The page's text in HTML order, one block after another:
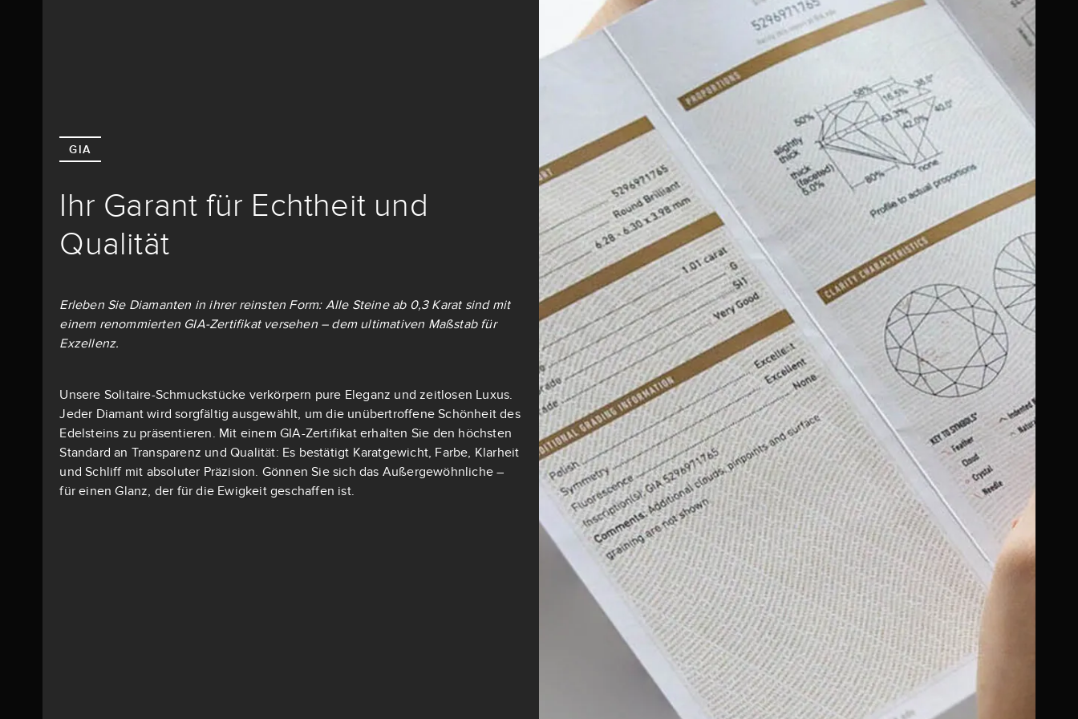
GIA
Ihr Garant für Echtheit und
Qualität
Erleben Sie Diamanten in ihrer reinsten Form: Alle Steine ab 0,3 Karat sind mit
einem renommierten GIA-Zertifikat versehen – dem ultimativen Maßstab für
Exzellenz.
Unsere Solitaire-Schmuckstücke verkörpern pure Eleganz und zeitlosen Luxus.
Jeder Diamant wird sorgfältig ausgewählt, um die unübertroffene Schönheit des
Edelsteins zu präsentieren. Mit einem GIA-Zertifikat erhalten Sie den höchsten
Standard an Transparenz und Qualität: Es bestätigt Karatgewicht, Farbe, Klarheit
und Schliff mit absoluter Präzision. Gönnen Sie sich das Außergewöhnliche –
für einen Glanz, der für die Ewigkeit geschaffen ist.